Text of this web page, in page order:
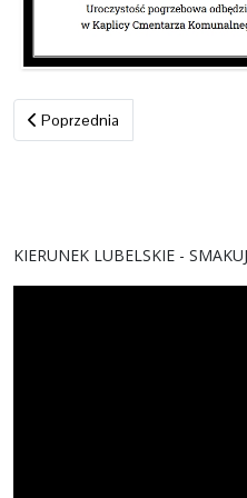
Poprzednia strona: Podlasie w
Poprzednia
KIERUNEK LUBELSKIE -